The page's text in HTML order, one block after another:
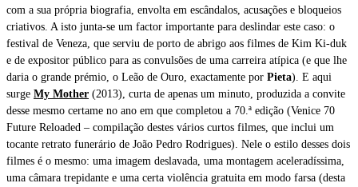
com a sua própria biografia, envolta em escândalos, acusações e bloqueios
criativos. A isto junta-se um factor importante para deslindar este caso: o
festival de Veneza, que serviu de porto de abrigo aos filmes de Kim Ki-duk
e de expositor público para as convulsões de uma carreira atípica (e que lhe
daria o grande prémio, o Leão de Ouro, exactamente por Pieta). E aqui
surge My Mother (2013), curta de apenas um minuto, produzida a convite
desse mesmo certame no ano em que completou a 70.ª edição (Venice 70
Future Reloaded – compilação destes vários curtos filmes, que inclui um
tocante retrato funerário de João Pedro Rodrigues). Nele o estilo desses dois
filmes é o mesmo: uma imagem deslavada, uma montagem aceleradíssima,
uma câmara trepidante e uma certa violência gratuita em modo farsa (desta